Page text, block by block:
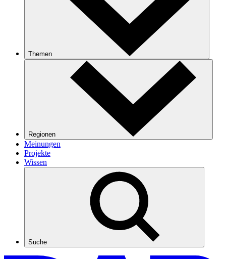
Themen
Regionen
Meinungen
Projekte
Wissen
Suche